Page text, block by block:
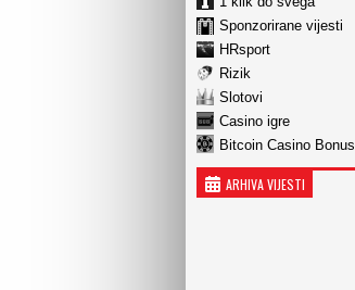
Sponzorirane vijesti
HRsport
Rizik
Slotovi
Casino igre
Bitcoin Casino Bonus
ARHIVA VIJESTI